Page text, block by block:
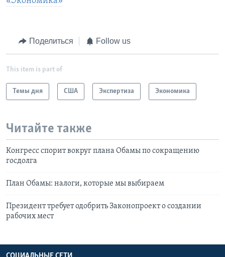
Поделиться Follow us
This item is part of
Темы дня США Экспертиза Экономика
Читайте также
Конгресс спорит вокруг плана Обамы по сокращению
госдолга
План Обамы: налоги, которые мы выбираем
Президент требует одобрить Законопроект о создании
рабочих мест